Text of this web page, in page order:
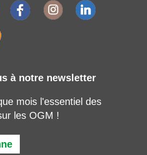
à notre newsletter
mois l'essentiel des
les OGM !